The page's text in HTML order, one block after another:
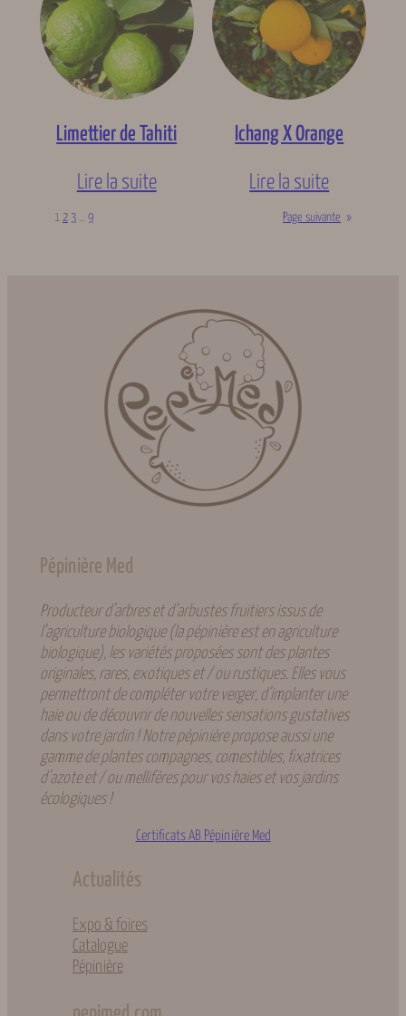
Limettier de Tahiti
Lire la suite
Ichang X Orange
Lire la suite
1 2 3 … 9 Page suivante »
Pépinière Med
Producteur d’arbres et d’arbustes fruitiers issus de
l’agriculture biologique (la pépinière est en agriculture
biologique), les variétés proposées sont des plantes
originales, rares, exotiques et / ou rustiques. Elles vous
permettront de compléter votre verger, d’implanter une
haie ou de découvrir de nouvelles sensations gustatives
dans votre jardin ! Notre pépinière propose aussi une
gamme de plantes compagnes, comestibles, fixatrices
d’azote et / ou mellifères pour vos haies et vos jardins
écologiques !
Certificats AB Pépinière Med
Actualités
Expo & foires
Catalogue
Pépinière